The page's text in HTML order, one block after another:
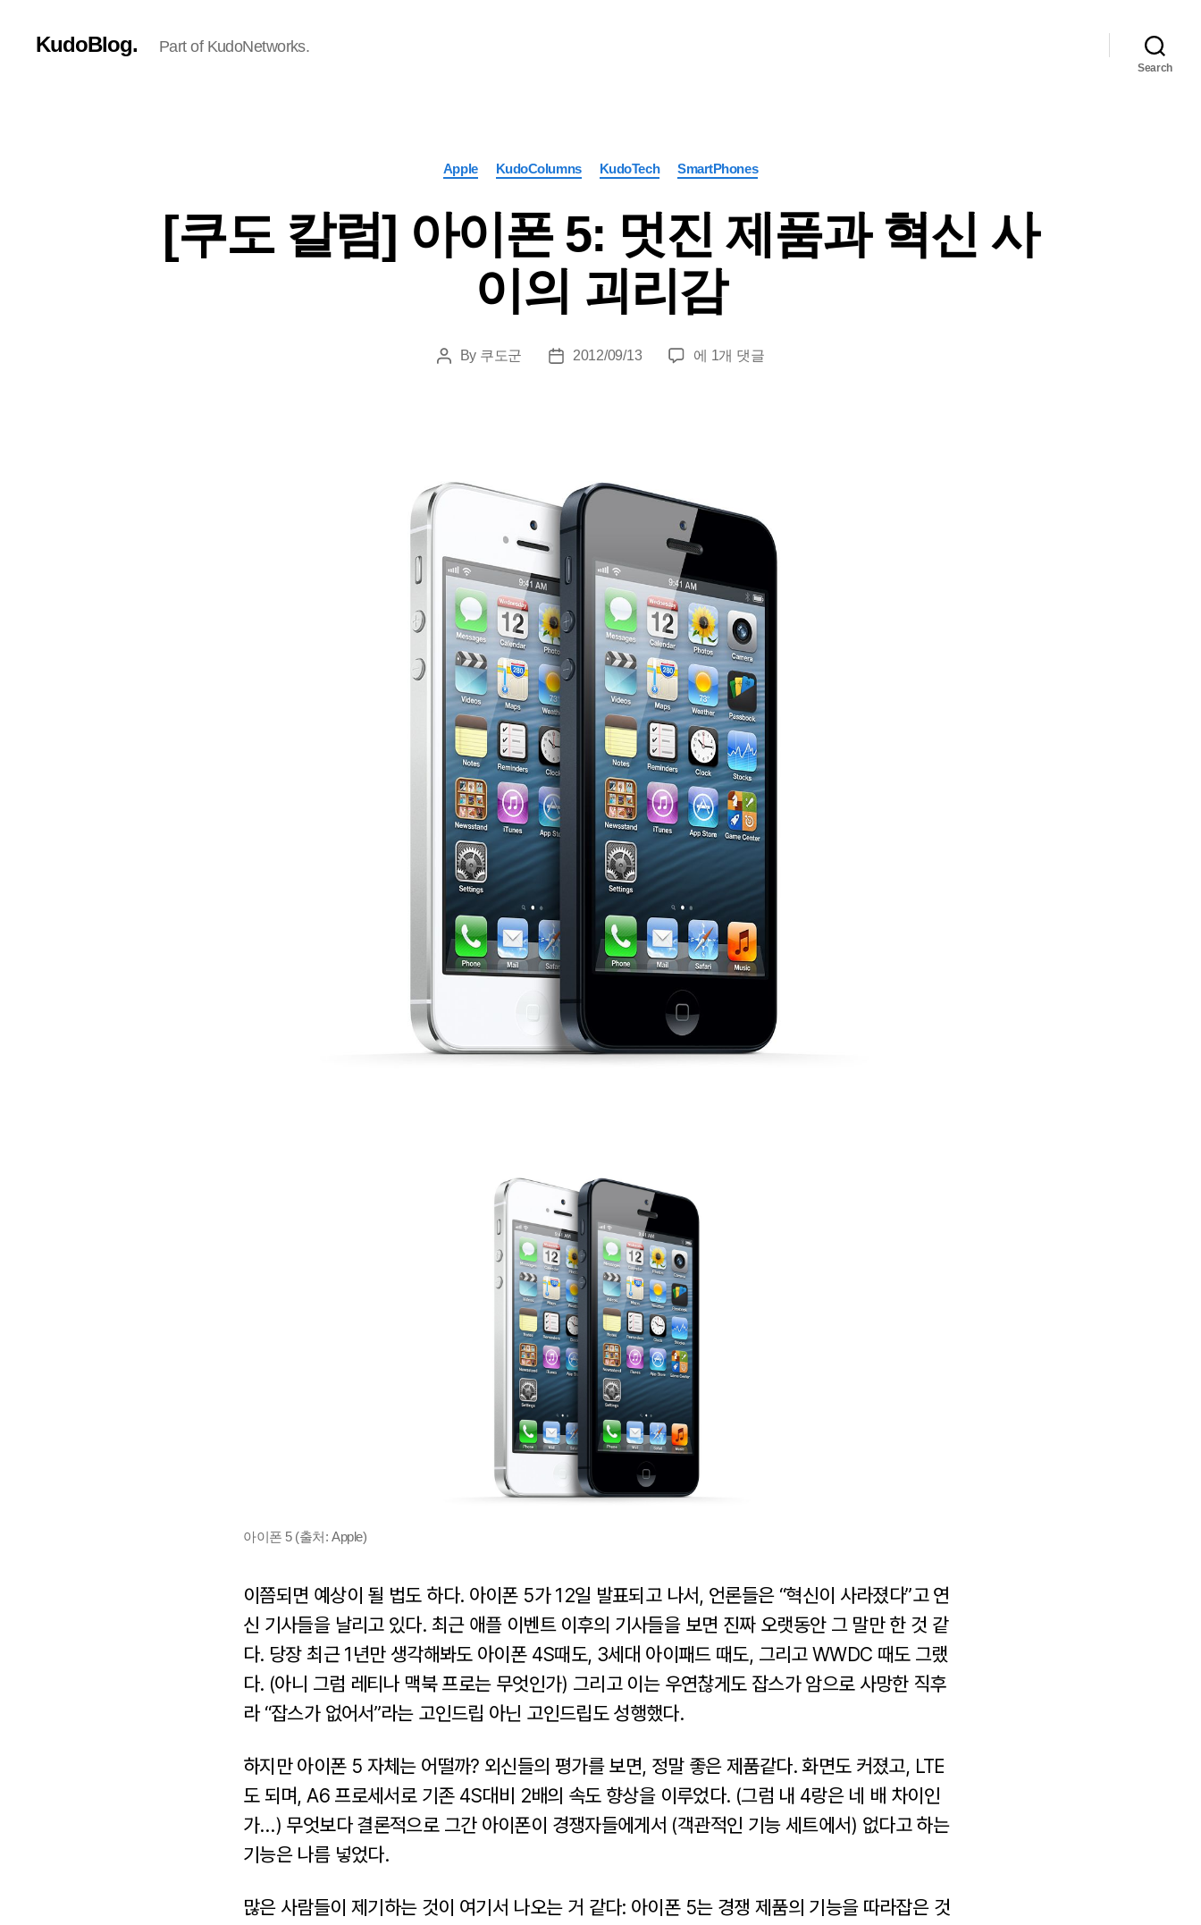
KudoBlog. Part of KudoNetworks.
Search
Categories
Apple KudoColumns KudoTech SmartPhones
[쿠도 칼럼] 아이폰 5: 멋진 제품과 혁신 사
이의 괴리감
PostBy 쿠도군
Post2012/09/13
[쿠
5:
멋
진
품
과
혁
신
사
이
의
괴
리
감
에 1개 댓글
아이폰 5 (출처: Apple)
이쯤되면 예상이 될 법도 하다. 아이폰 5가 12일 발표되고 나서, 언론들은 “혁신이 사라졌다”고 연
신 기사들을 날리고 있다. 최근 애플 이벤트 이후의 기사들을 보면 진짜 오랫동안 그 말만 한 것 같
다. 당장 최근 1년만 생각해봐도 아이폰 4S때도, 3세대 아이패드 때도, 그리고 WWDC 때도 그랬
다. (아니 그럼 레티나 맥북 프로는 무엇인가) 그리고 이는 우연찮게도 잡스가 암으로 사망한 직후
라 “잡스가 없어서”라는 고인드립 아닌 고인드립도 성행했다.
하지만 아이폰 5 자체는 어떨까? 외신들의 평가를 보면, 정말 좋은 제품같다. 화면도 커졌고, LTE
도 되며, A6 프로세서로 기존 4S대비 2배의 속도 향상을 이루었다. (그럼 내 4랑은 네 배 차이인
가…) 무엇보다 결론적으로 그간 아이폰이 경쟁자들에게서 (객관적인 기능 세트에서) 없다고 하는
기능은 나름 넣었다.
많은 사람들이 제기하는 것이 여기서 나오는 거 같다: 아이폰 5는 경쟁 제품의 기능을 따라잡은 것